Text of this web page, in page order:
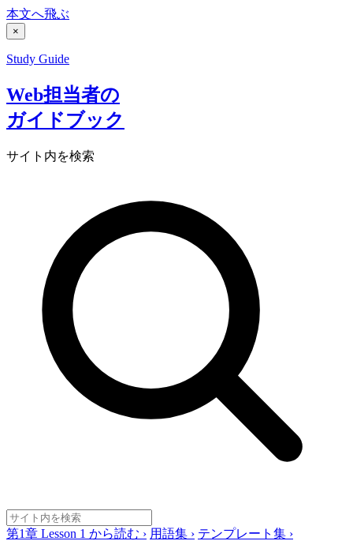
本文へ飛ぶ
×
Study Guide
Web担当者の
ガイドブック
サイト内を検索
第1章 Lesson 1 から読む › 用語集 › テンプレート集 ›